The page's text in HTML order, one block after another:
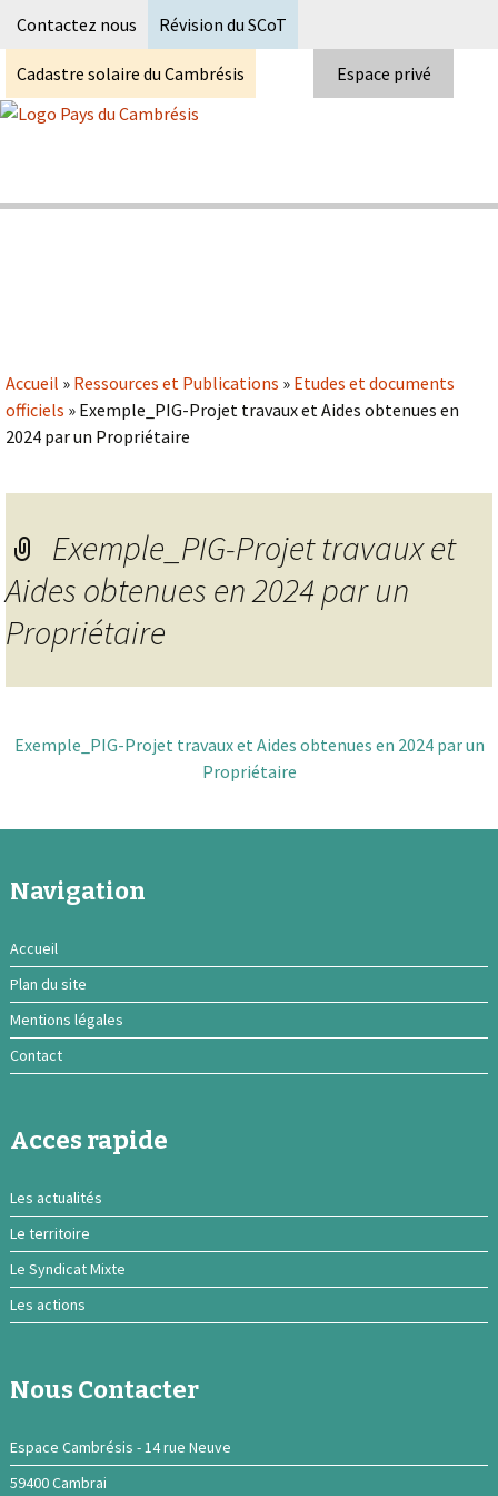
Contactez nous Révision du SCoT
Cadastre solaire du Cambrésis Espace privé
Accueil » Ressources et Publications » Etudes et documents
officiels » Exemple_PIG-Projet travaux et Aides obtenues en
2024 par un Propriétaire
Exemple_PIG-Projet travaux et
Aides obtenues en 2024 par un
Propriétaire
Exemple_PIG-Projet travaux et Aides obtenues en 2024 par un
Propriétaire
Navigation
Accueil
Plan du site
Mentions légales
Contact
Acces rapide
Les actualités
Le territoire
Le Syndicat Mixte
Les actions
Nous Contacter
Espace Cambrésis - 14 rue Neuve
59400 Cambrai